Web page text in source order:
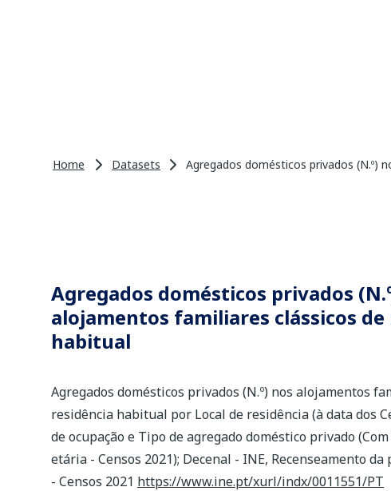
Home Datasets Agregados domésticos privados (N.º)
Agregados domésticos privados
alojamentos familiares clássicos de
habitual
Agregados domésticos privados (N.º) nos alojamentos
residência habitual por Local de residência (à data dos
de ocupação e Tipo de agregado doméstico privado
etária - Censos 2021); Decenal - INE, Recenseamento
- Censos 2021 https://www.ine.pt/xurl/indx/0011551/PT